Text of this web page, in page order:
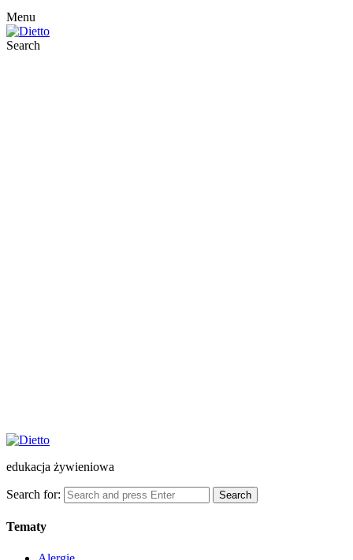
Menu
Search
edukacja żywieniowa
Search for: Search
Tematy